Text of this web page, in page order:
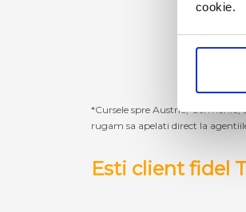
cookie.
*Cursele spre Austria,
rugam sa apelati direct la
Esti client fidel